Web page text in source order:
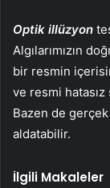
Optik illüzyon
Algılarımızın
bir resmin
ve resmi
Bazen de
aldatabilir.
İlgili Makaleler